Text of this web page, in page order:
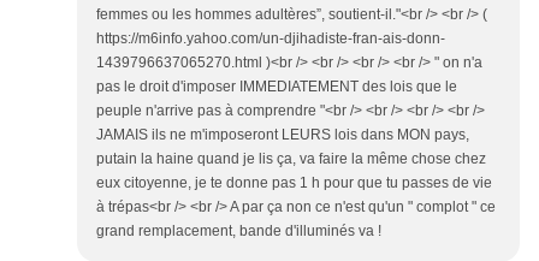
femmes ou les hommes adultères”, soutient-il."<br /> <br /> (
https://m6info.yahoo.com/un-djihadiste-fran-ais-donn-
1439796637065270.html )<br /> <br /> <br /> <br /> " on n'a
pas le droit d'imposer IMMEDIATEMENT des lois que le
peuple n'arrive pas à comprendre "<br /> <br /> <br /> <br />
JAMAIS ils ne m'imposeront LEURS lois dans MON pays,
putain la haine quand je lis ça, va faire la même chose chez
eux citoyenne, je te donne pas 1 h pour que tu passes de vie
à trépas<br /> <br /> A par ça non ce n'est qu'un " complot " ce
grand remplacement, bande d'illuminés va !